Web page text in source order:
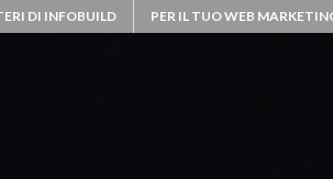
DI INFOBUILD PER IL TUO WEB